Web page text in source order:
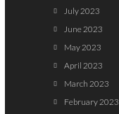
July 2023
June 2023
May 2023
April 2023
March 2023
February 2023